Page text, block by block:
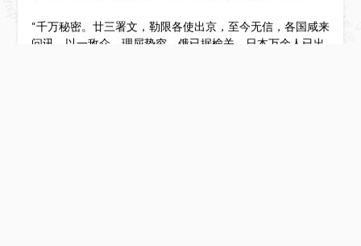
“千万秘密。廿三署文，勒限各使出京，至今无信，各国咸来
问讯。以一敌众，理屈势穷。俄已据榆关，日本万余人已出